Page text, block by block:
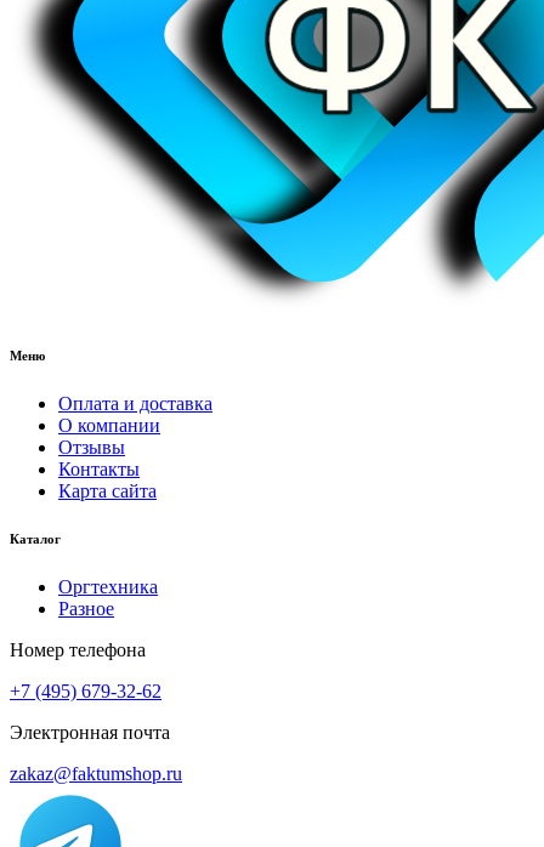
Меню
Оплата и доставка
О компании
Отзывы
Контакты
Карта сайта
Каталог
Оргтехника
Разное
Номер телефона
+7 (495) 679-32-62
Электронная почта
zakaz@faktumshop.ru